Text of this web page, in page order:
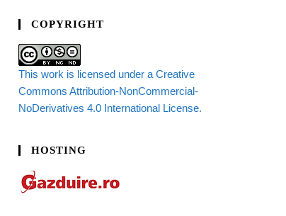
COPYRIGHT
This work is licensed under a Creative
Commons Attribution-NonCommercial-
NoDerivatives 4.0 International License.
HOSTING